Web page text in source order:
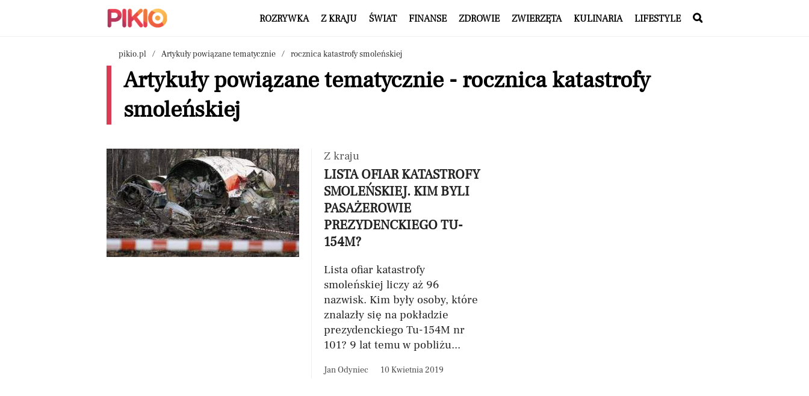
ROZRYWKA Z KRAJU ŚWIAT FINANSE ZDROWIE ZWIERZĘTA KULINARIA LIFESTYLE
pikio.pl Artykuły powiązane tematycznie rocznica katastrofy smoleńskiej
Artykuły powiązane tematycznie - rocznica katastrofy
smoleńskiej
Z kraju
LISTA OFIAR KATASTROFY
SMOLEŃSKIEJ. KIM BYLI
PASAŻEROWIE
PREZYDENCKIEGO TU-
154M?
Lista ofiar katastrofy
smoleńskiej liczy aż 96
nazwisk. Kim były osoby, które
znalazły się na pokładzie
prezydenckiego Tu-154M nr
101? 9 lat temu w pobliżu...
Jan Odyniec 10 Kwietnia 2019